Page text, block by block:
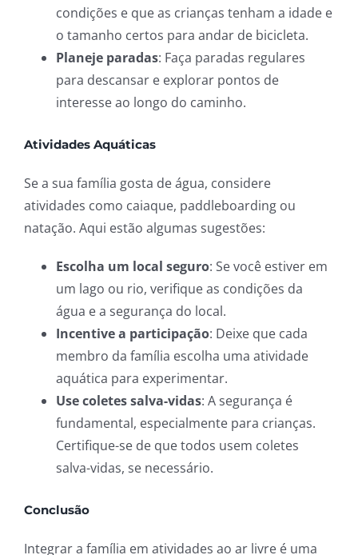
condições e que as crianças tenham a idade e
o tamanho certos para andar de bicicleta.
Planeje paradas: Faça paradas regulares
para descansar e explorar pontos de
interesse ao longo do caminho.
Atividades Aquáticas
Se a sua família gosta de água, considere
atividades como caiaque, paddleboarding ou
natação. Aqui estão algumas sugestões:
Escolha um local seguro: Se você estiver em
um lago ou rio, verifique as condições da
água e a segurança do local.
Incentive a participação: Deixe que cada
membro da família escolha uma atividade
aquática para experimentar.
Use coletes salva-vidas: A segurança é
fundamental, especialmente para crianças.
Certifique-se de que todos usem coletes
salva-vidas, se necessário.
Conclusão
Integrar a família em atividades ao ar livre é uma